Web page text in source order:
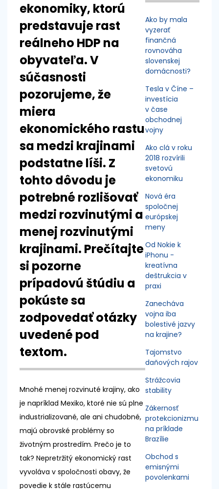
ekonomiky, ktorú
predstavuje rast
reálneho HDP na
obyvateľa. V
súčasnosti
pozorujeme, že
miera
ekonomického rastu
sa medzi krajinami
podstatne líši. Z
tohto dôvodu je
potrebné rozlišovať
medzi rozvinutými a
menej rozvinutými
krajinami. Prečítajte
si pozorne
prípadovú štúdiu a
pokúste sa
zodpovedať otázky
uvedené pod
textom.
Mnohé menej rozvinuté krajiny, ako
je napríklad Mexiko, ktoré nie sú plne
industrializované, ale ani chudobné,
majú obrovské problémy so
životným prostredím. Prečo je to
tak? Nepretržitý ekonomický rast
vyvoláva v spoločnosti obavy, že
povedie k stále rastúcemu
Ako by mala
vyzerať
finančná
rovnováha
slovenskej
domácnosti?
Tesla v Číne –
investícia
v čase
obchodnej
vojny
Ako clá v roku
2018 rozvírili
svetovú
ekonomiku
Nová éra
spoločnej
európskej
meny
Od Nokie k
iPhonu -
kreatívna
deštrukcia v
praxi
Zanecháva
vojna iba
bolestivé jazvy
na krajine?
Tajomstvo
daňových rajov
Strážcovia
stability
Zákernosť
protekcionizmu
na príklade
Brazílie
Obchod s
emisnými
povolenkami